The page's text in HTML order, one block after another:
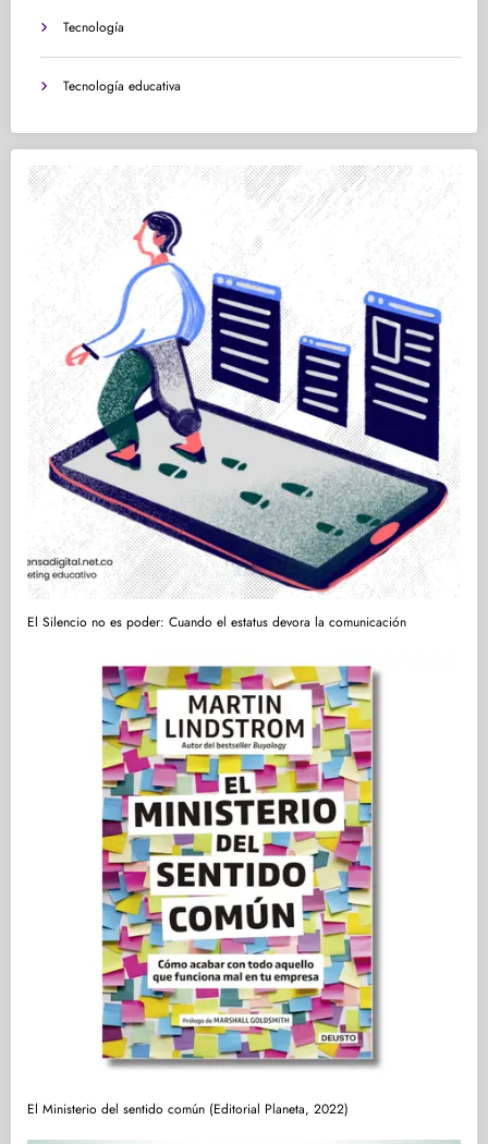
Tecnología
Tecnología educativa
El Silencio no es poder: Cuando el estatus devora la comunicación
El Ministerio del sentido común (Editorial Planeta, 2022)